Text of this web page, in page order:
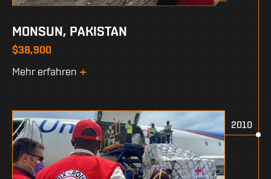
MONSUN, PAKISTAN
$38,900
Mehr erfahren
2010